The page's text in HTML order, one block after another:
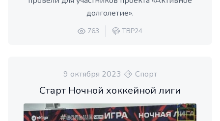
долголетие».
763 ТВР24
9 октября 2023 Спорт
Старт Ночной хоккейной лиги